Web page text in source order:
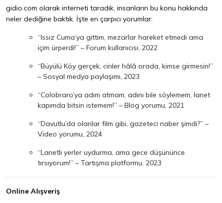
gidio.com olarak interneti taradık, insanların bu konu hakkında
neler dediğine baktık. İşte en çarpıcı yorumlar:
“Issız Cuma’ya gittim, mezarlar hareket etmedi ama
içim ürperdi!” – Forum kullanıcısı, 2022
“Büyülü Köy gerçek, cinler hâlâ orada, kimse girmesin!”
– Sosyal medya paylaşımı, 2023
“Colobraro’ya adım atmam, adını bile söylemem, lanet
kapımda bitsin istemem!” – Blog yorumu, 2021
“Davutlu’da olanlar film gibi, gazeteci naber şimdi?” –
Video yorumu, 2024
“Lanetli yerler uydurma, ama gece düşününce
tırsıyorum!” – Tartışma platformu, 2023
Online Alışveriş